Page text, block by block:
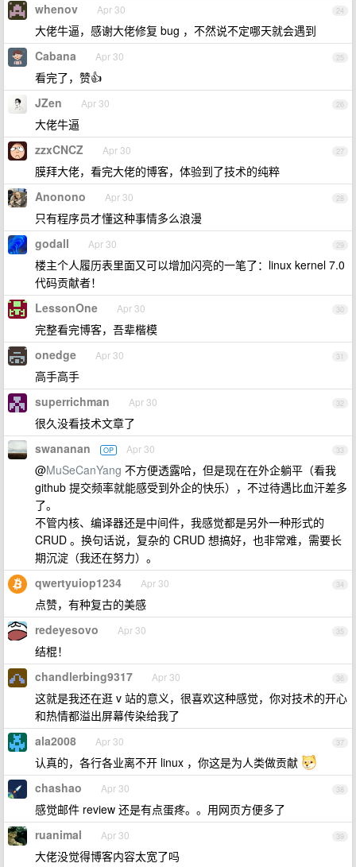
24
whenov Apr 30
大佬牛逼，感谢大佬修复 bug ，不然说不定哪天就会遇到
25
Cabana Apr 30
看完了，赞👍
26
JZen Apr 30
大佬牛逼
27
zzxCNCZ Apr 30
膜拜大佬，看完大佬的博客，体验到了技术的纯粹
28
Anonono Apr 30
只有程序员才懂这种事情多么浪漫
29
godall Apr 30
楼主个人履历表里面又可以增加闪亮的一笔了：linux kernel 7.0
代码贡献者！
30
LessonOne Apr 30
完整看完博客，吾辈楷模
31
onedge Apr 30
高手高手
32
superrichman Apr 30
很久没看技术文章了
33
swananan OP Apr 30
@MuSeCanYang 不方便透露哈，但是现在在外企躺平（看我
github 提交频率就能感受到外企的快乐），不过待遇比血汗差多
了。
不管内核、编译器还是中间件，我感觉都是另外一种形式的
CRUD 。换句话说，复杂的 CRUD 想搞好，也非常难，需要长
期沉淀（我还在努力）。
34
qwertyuiop1234 Apr 30
点赞，有种复古的美感
35
redeyesovo Apr 30
结棍！
36
chandlerbing9317 Apr 30
这就是我还在逛 v 站的意义，很喜欢这种感觉，你对技术的开心
和热情都溢出屏幕传染给我了
37
ala2008 Apr 30
认真的，各行各业离不开 linux ，你这是为人类做贡献
38
chashao Apr 30
感觉邮件 review 还是有点蛋疼。。用网页方便多了
39
ruanimal Apr 30
大佬没觉得博客内容太宽了吗